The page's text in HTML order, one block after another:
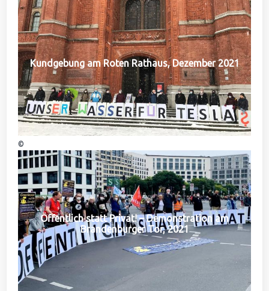
Kundgebung am Roten Rathaus, Dezember 2021
©
Öffentlich statt Privat! – Demonstration am
Brandenburger Tor, 2021